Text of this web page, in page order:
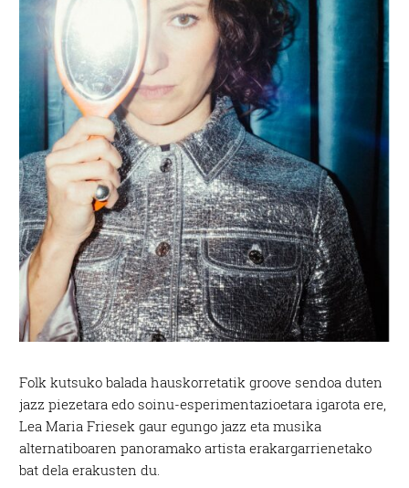
Folk kutsuko balada hauskorretatik groove sendoa duten
jazz piezetara edo soinu-esperimentazioetara igarota ere,
Lea Maria Friesek gaur egungo jazz eta musika
alternatiboaren panoramako artista erakargarrienetako
bat dela erakusten du.